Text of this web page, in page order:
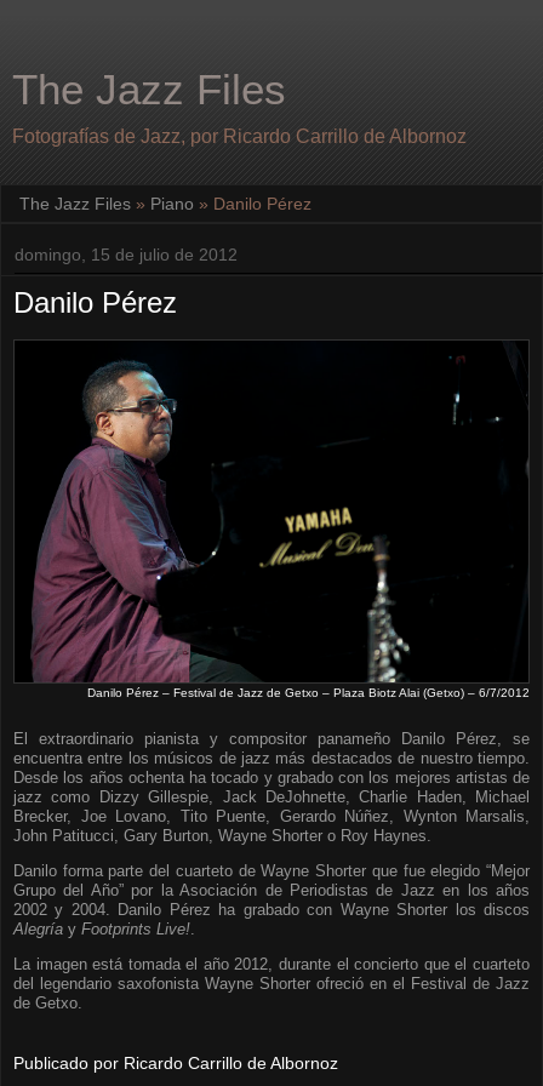
The Jazz Files
Fotografías de Jazz, por Ricardo Carrillo de Albornoz
The Jazz Files » Piano » Danilo Pérez
domingo, 15 de julio de 2012
Danilo Pérez
Danilo Pérez – Festival de Jazz de Getxo – Plaza Biotz Alai (Getxo) – 6/7/2012
El extraordinario pianista y compositor panameño Danilo Pérez, se
encuentra entre los músicos de jazz más destacados de nuestro tiempo.
Desde los años ochenta ha tocado y grabado con los mejores artistas de
jazz como Dizzy Gillespie, Jack DeJohnette, Charlie Haden, Michael
Brecker, Joe Lovano, Tito Puente, Gerardo Núñez, Wynton Marsalis,
John Patitucci, Gary Burton, Wayne Shorter o Roy Haynes.
Danilo forma parte del cuarteto de Wayne Shorter que fue elegido “Mejor
Grupo del Año” por la Asociación de Periodistas de Jazz en los años
2002 y 2004. Danilo Pérez ha grabado con Wayne Shorter los discos
Alegría y Footprints Live!.
La imagen está tomada el año 2012, durante el concierto que el cuarteto
del legendario saxofonista Wayne Shorter ofreció en el Festival de Jazz
de Getxo.
Publicado por Ricardo Carrillo de Albornoz